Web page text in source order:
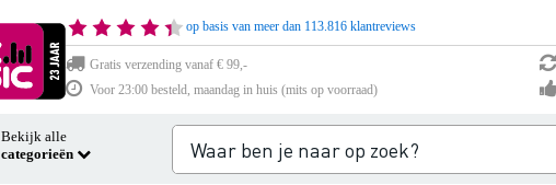
op basis van meer dan 113.816 klantreviews
Gratis verzending vanaf € 99,-
Voor 23:00 besteld, maandag in huis (mits op voorraad)
Bekijk alle
categorieën